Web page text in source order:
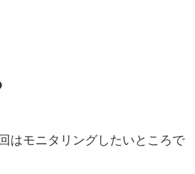
はモニタリングしたいところで